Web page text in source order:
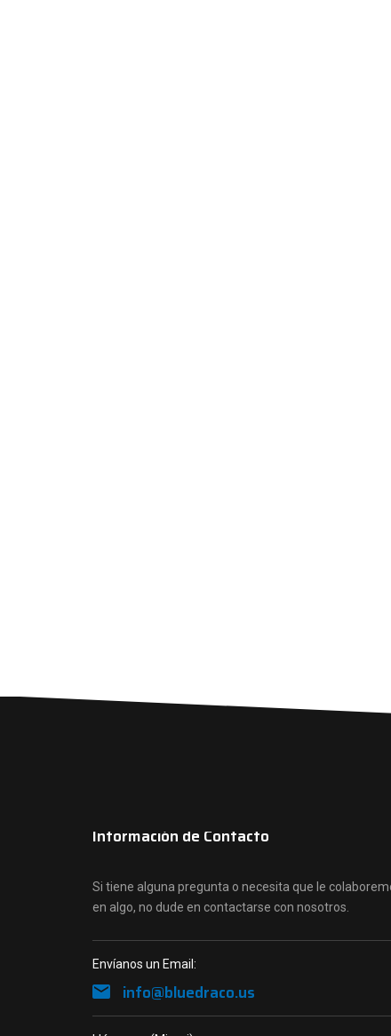
Información de Contacto
Si tiene alguna pregunta o necesita que le
en algo, no dude en contactarse con nosotros.
Envíanos un Email:
info@bluedraco.us